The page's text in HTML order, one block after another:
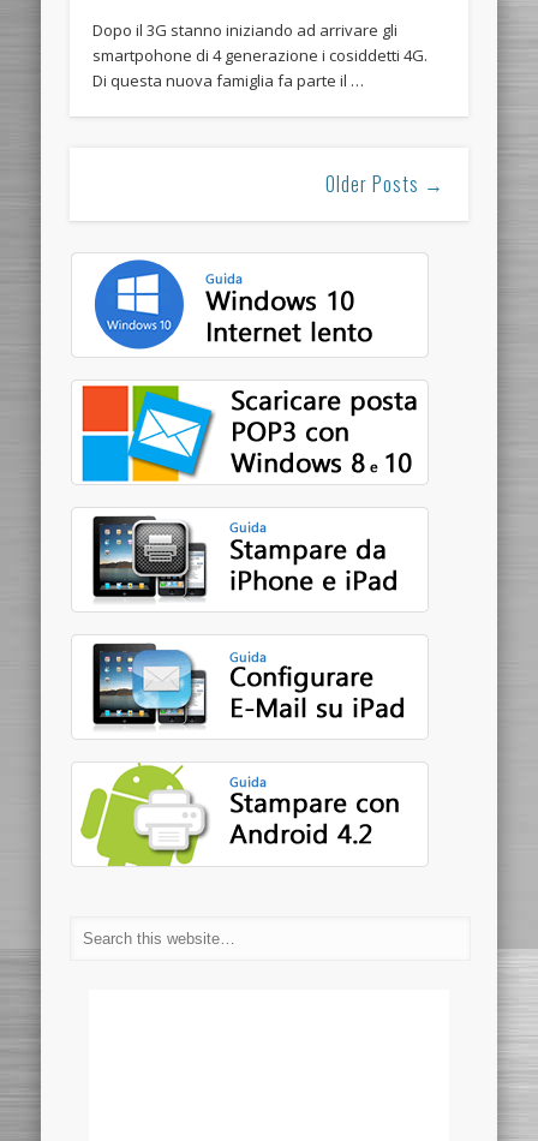
Dopo il 3G stanno iniziando ad arrivare gli
smartpohone di 4 generazione i cosiddetti 4G.
Di questa nuova famiglia fa parte il …
Older Posts →